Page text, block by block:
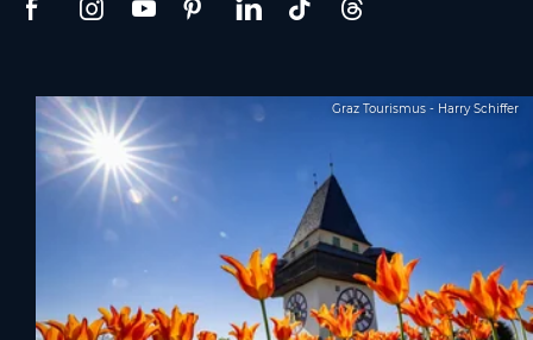
Graz Tourismus - Harry Schiffer